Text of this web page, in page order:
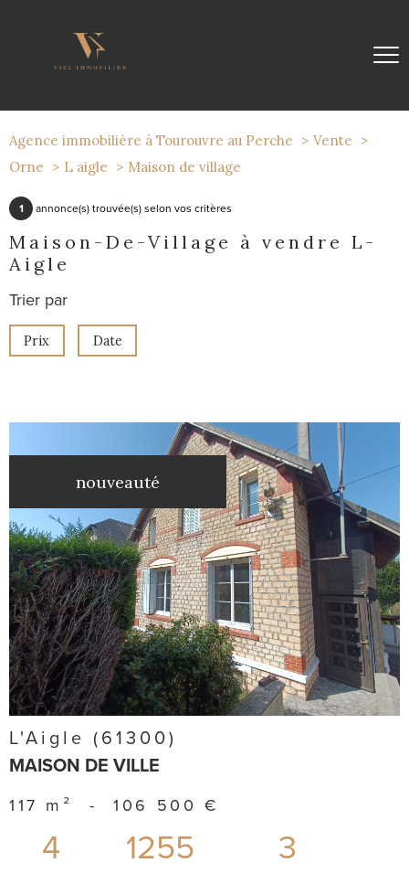
Agence immobilière à Tourouvre au Perche
Vente
Orne
L aigle Maison de village
1 annonce(s) trouvée(s) selon vos critères
Maison-De-Village à vendre L-
Aigle
Trier par
Prix Date
nouveauté
voir le
bien
L'Aigle (61300)
MAISON DE VILLE
117 m² - 106 500 €
4 1255 3